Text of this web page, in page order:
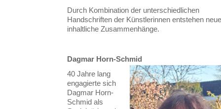
Durch Kombination der unterschiedlichen
Handschriften der Künstlerinnen entstehen neue
inhaltliche Zusammenhänge.
Dagmar Horn-Schmid
40 Jahre lang
engagierte sich
Dagmar Horn-
Schmid als